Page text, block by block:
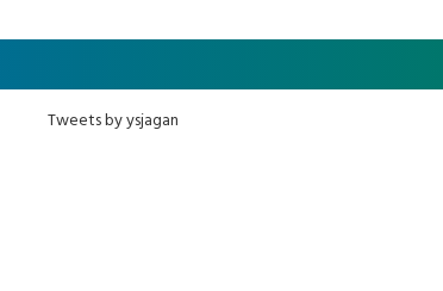
Tweets by ysjagan